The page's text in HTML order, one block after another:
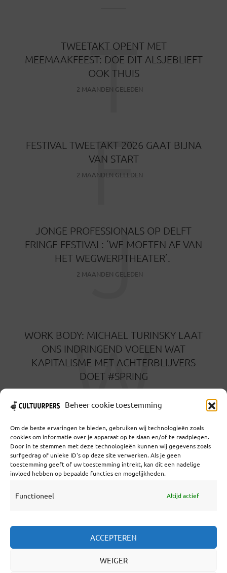
Beheer cookie toestemming
Om de beste ervaringen te bieden, gebruiken wij technologieën zoals
cookies om informatie over je apparaat op te slaan en/of te raadplegen.
Door in te stemmen met deze technologieën kunnen wij gegevens zoals
surfgedrag of unieke ID's op deze site verwerken. Als je geen
toestemming geeft of uw toestemming intrekt, kan dit een nadelige
invloed hebben op bepaalde functies en mogelijkheden.
Functioneel Altijd actief
ACCEPTEREN
WEIGER
TWEETAKT OPENT MET
MEEMAAKFEEST: DOE DIT ALSJEBLIEFT
OOK THUIS
2 MAANDEN GELEDEN
T
FESTIVAL TWEETAKT 2026 GAAT BIJNA
VAN START
2 MAANDEN GELEDEN
F
JONGE PROFESSIONALS OP DELFT
FRINGE FESTIVAL: ‘WE MOETEN AF VAN
HET WEGWERPTHEATER’.
2 MAANDEN GELEDEN
J
WORK BODY: MICHAEL TURINSKY LAAT
ONS INDRINGEND VOELEN WAT
KAPITALISME MET ACHTERBLIJVERS
DOET #SPRING
W
Coöperatief Cultureel Persbureau U.A. | Salzburg 29 |
3524KS Utrecht | KvK: 55573592 |Btw: